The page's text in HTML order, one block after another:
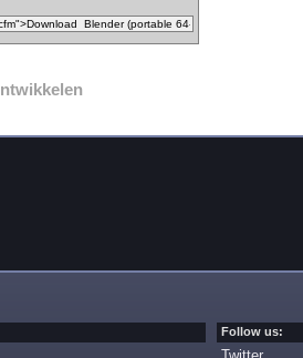
Follow us: